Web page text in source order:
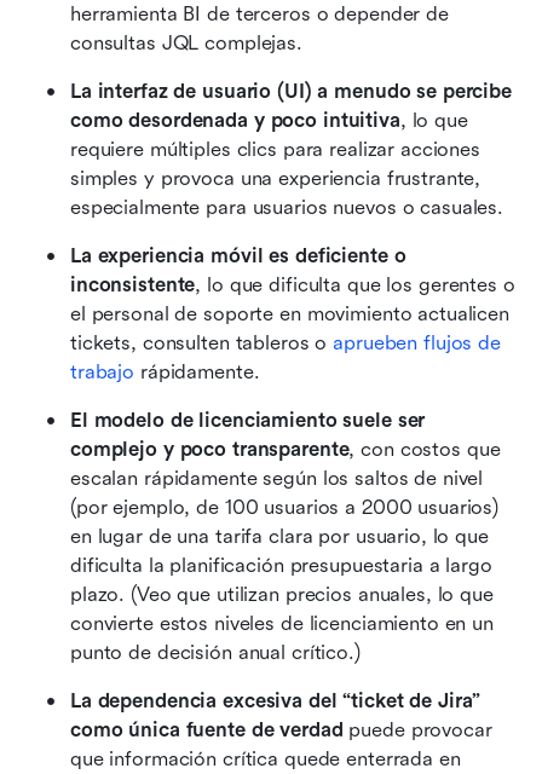
herramienta BI de terceros o depender de
consultas JQL complejas.
La interfaz de usuario (UI) a menudo se percibe
como desordenada y poco intuitiva, lo que
requiere múltiples clics para realizar acciones
simples y provoca una experiencia frustrante,
especialmente para usuarios nuevos o casuales.
La experiencia móvil es deficiente o
inconsistente, lo que dificulta que los gerentes o
el personal de soporte en movimiento actualicen
tickets, consulten tableros o aprueben flujos de
trabajo rápidamente.
El modelo de licenciamiento suele ser
complejo y poco transparente, con costos que
escalan rápidamente según los saltos de nivel
(por ejemplo, de 100 usuarios a 2000 usuarios)
en lugar de una tarifa clara por usuario, lo que
dificulta la planificación presupuestaria a largo
plazo. (Veo que utilizan precios anuales, lo que
convierte estos niveles de licenciamiento en un
punto de decisión anual crítico.)
La dependencia excesiva del “ticket de Jira”
como única fuente de verdad puede provocar
que información crítica quede enterrada en